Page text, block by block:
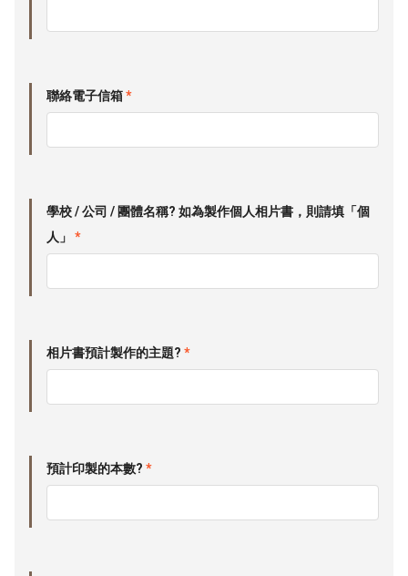
聯絡電子信箱*
學校 / 公司 / 團體名稱? 如為製作個人相片書，則請填「個
人」 *
相片書預計製作的主題? *
預計印製的本數? *